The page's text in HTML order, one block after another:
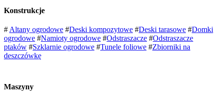
Konstrukcje
# Altany ogrodowe #Deski kompozytowe #Deski tarasowe #Domki
ogrodowe #Namioty ogrodowe #Odstraszacze #Odstraszacze
ptaków #Szklarnie ogrodowe #Tunele foliowe #Zbiorniki na
deszczówkę
Maszyny